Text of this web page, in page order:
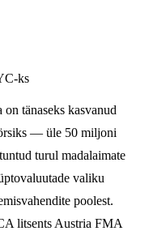
ks
tänaseks kasvanud
— üle 50 miljoni
turul madalaimate
valiku
poolest.
litsents Austria FMA